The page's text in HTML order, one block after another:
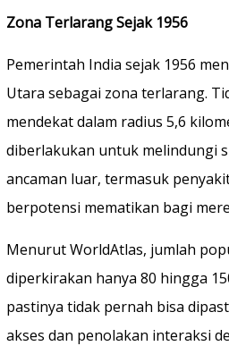
Zona Terlarang Sejak 1956
Pemerintah India sejak 1956
Utara sebagai zona terlarang.
mendekat dalam radius 5,6
diberlakukan untuk melindungi
ancaman luar, termasuk
berpotensi mematikan bagi
Menurut WorldAtlas, jumlah
diperkirakan hanya 80 hingga
pastinya tidak pernah bisa
akses dan penolakan interaksi